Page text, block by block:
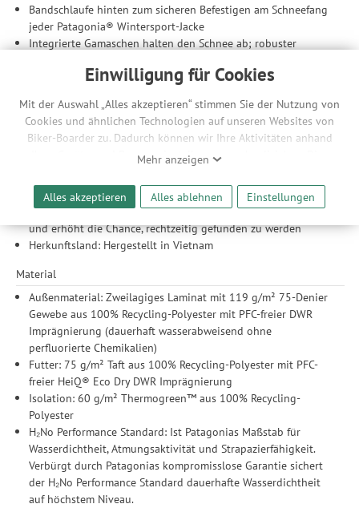
Einwilligung für Cookies
Mit der Auswahl „Alles akzeptieren“ stimmen Sie der Nutzung von
Cookies und ähnlichen Technologien auf unseren Websites von
Biker-Boarder zu. Dadurch können wir Ihre Aktivitäten anhand
Ihrer Geräte- und Browsereinstellungen nachvollziehen. Dies
Werbeanzeigen für Sie bereitzustellen sowie Funktionalitäten
unserer Website sicherzustellen und stetig zu verbessern. Dabei
werden Ihre Daten auch an Drittanbieter und Werbepartner
weitergegeben. Die Verarbeitung erfolgt ausschließlich zum
Zwecke der Einbindung von Streaming-Inhalten und der
Durchführung von statistischer Analyse, Reichweitenmessungen,
Produktempfehlungen und nutzungsbasierter Werbung.
Informationen zu den einzelnen Funktionen, den Drittanbietern
und der Speicherdauer finden Sie unter Einstellungen. Diese
Einwilligung ist freiwillig, für die Nutzung unserer Website nicht
erforderlich und gilt, bis sie widerrufen wird. Sie können Ihre
Einwilligung unter Einstellungen lediglich für bestimmte
Drittanbieter erteilen und jederzeit für die Zukunft widerrufen.
Mehr anzeigen
Alles akzeptieren Alles ablehnen Einstellungen
Bandschlaufe hinten zum sicheren Befestigen am Schneefang
jeder Patagonia® Wintersport-Jacke
Integrierte Gamaschen halten den Schnee ab; robuster
Lüftungsschlitze mit Netzfutter an der Bein-Außenseite lassen
Zipper-Taschen: zwei Handwärmtaschen und eine Tasche am
Oberschenkel
integrierter RECCO® Reflektor: die RECCO® Technologie
macht dich im Fall eines Lawinenunfalls leichter ortbar;
finden; Reflektoren sind kein Ersatz für die Verwendung von
einem Lawinenverschüttungssuchgerät; ergänzt die Funktion
und erhöht die Chance, rechtzeitig gefunden zu werden
Herkunftsland: Hergestellt in Vietnam
Material
Außenmaterial: Zweilagiges Laminat mit 119 g/m² 75-Denier
Gewebe aus 100% Recycling-Polyester mit PFC-freier DWR
Imprägnierung (dauerhaft wasserabweisend ohne
perfluorierte Chemikalien)
Futter: 75 g/m² Taft aus 100% Recycling-Polyester mit PFC-
freier HeiQ® Eco Dry DWR Imprägnierung
Isolation: 60 g/m² Thermogreen™ aus 100% Recycling-
Polyester
H₂No Performance Standard: Ist Patagonias Maßstab für
Wasserdichtheit, Atmungsaktivität und Strapazierfähigkeit.
Verbürgt durch Patagonias kompromisslose Garantie sichert
der H₂No Performance Standard dauerhafte Wasserdichtheit
auf höchstem Niveau.